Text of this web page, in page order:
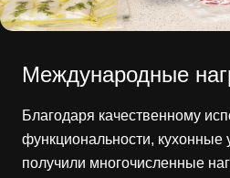
Международные
Благодаря качественному
функциональности, кухонные
получили многочисленные